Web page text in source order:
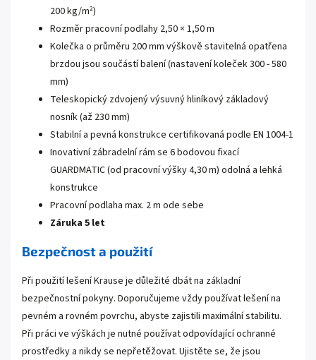
200 kg/m²)
Rozměr pracovní podlahy 2,50 × 1,50 m
Kolečka o průměru 200 mm výškově stavitelná opatřena
brzdou jsou součástí balení (nastavení koleček 300 - 580
mm)
Teleskopický zdvojený výsuvný hliníkový základový
nosník (až 230 mm)
Stabilní a pevná konstrukce certifikovaná podle EN 1004-1
Inovativní zábradelní rám se 6 bodovou fixací
GUARDMATIC (od pracovní výšky 4,30 m) odolná a lehká
konstrukce
Pracovní podlaha max. 2 m ode sebe
Záruka 5 let
Bezpečnost a použití
Při použití lešení Krause je důležité dbát na základní
bezpečnostní pokyny. Doporučujeme vždy používat lešení na
pevném a rovném povrchu, abyste zajistili maximální stabilitu.
Při práci ve výškách je nutné používat odpovídající ochranné
prostředky a nikdy se nepřetěžovat. Ujistěte se, že jsou